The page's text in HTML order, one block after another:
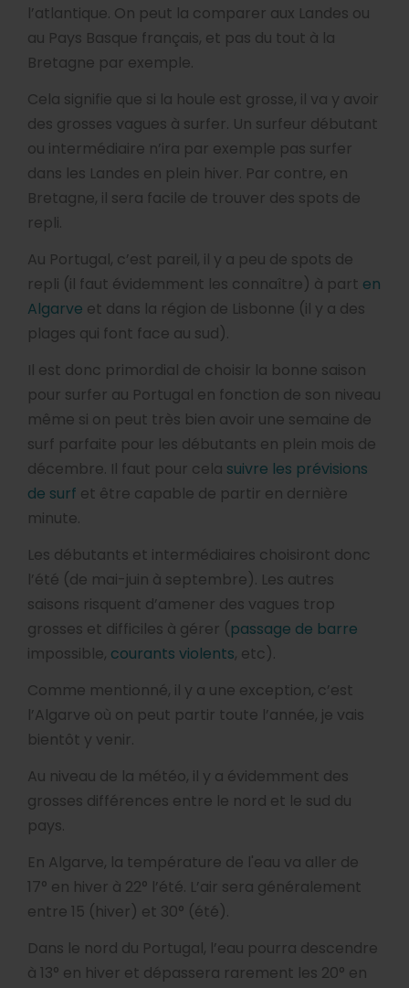
l’atlantique. On peut la comparer aux Landes ou
au Pays Basque français, et pas du tout à la
Bretagne par exemple.
Cela signifie que si la houle est grosse, il va y avoir
des grosses vagues à surfer. Un surfeur débutant
ou intermédiaire n’ira par exemple pas surfer
dans les Landes en plein hiver. Par contre, en
Bretagne, il sera facile de trouver des spots de
repli.
Au Portugal, c’est pareil, il y a peu de spots de
repli (il faut évidemment les connaître) à part en
Algarve et dans la région de Lisbonne (il y a des
plages qui font face au sud).
Il est donc primordial de choisir la bonne saison
pour surfer au Portugal en fonction de son niveau
même si on peut très bien avoir une semaine de
surf parfaite pour les débutants en plein mois de
décembre. Il faut pour cela suivre les prévisions
de surf et être capable de partir en dernière
minute.
Les débutants et intermédiaires choisiront donc
l’été (de mai-juin à septembre). Les autres
saisons risquent d’amener des vagues trop
grosses et difficiles à gérer (passage de barre
impossible, courants violents, etc).
Comme mentionné, il y a une exception, c’est
l’Algarve où on peut partir toute l’année, je vais
bientôt y venir.
Au niveau de la météo, il y a évidemment des
grosses différences entre le nord et le sud du
pays.
En Algarve, la température de l'eau va aller de
17° en hiver à 22° l’été. L’air sera généralement
entre 15 (hiver) et 30° (été).
Dans le nord du Portugal, l’eau pourra descendre
à 13° en hiver et dépassera rarement les 20° en